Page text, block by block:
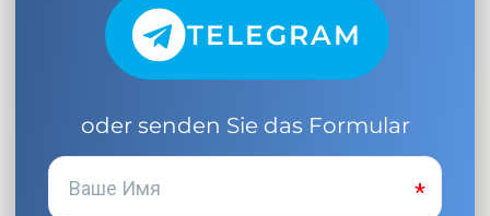
TELEGRAM
oder senden Sie das Formular